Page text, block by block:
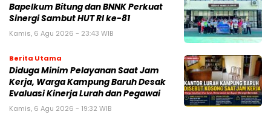
Bapelkum Bitung dan BNNK Perkuat
Sinergi Sambut HUT RI ke-81
Kamis, 6 Agu 2026 - 23:43 WIB
Berita Utama
Diduga Minim Pelayanan Saat Jam
Kerja, Warga Kampung Baruh Desak
Evaluasi Kinerja Lurah dan Pegawai
Kamis, 6 Agu 2026 - 19:32 WIB